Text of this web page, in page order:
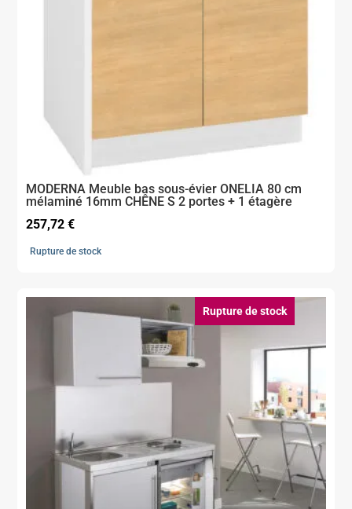
MODERNA Meuble bas sous-évier ONELIA 80 cm
mélaminé 16mm CHÊNE S 2 portes + 1 étagère
257,72€
Rupture de stock
Rupture de stock